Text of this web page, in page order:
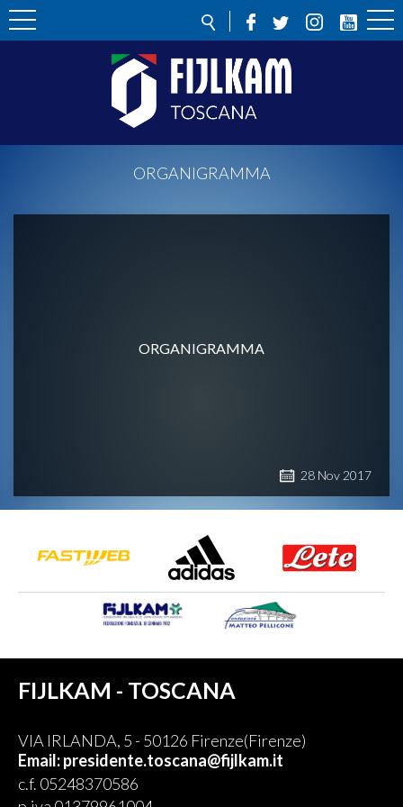
ORGANIGRAMMA
ORGANIGRAMMA
28 Nov 2017
FIJLKAM - TOSCANA
VIA IRLANDA, 5 - 50126 Firenze(Firenze)
Email: presidente.toscana@fijlkam.it
c.f. 05248370586